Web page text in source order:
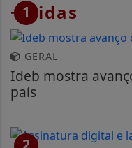
+ Lidas
1
GERAL
Ideb mostra
país
2